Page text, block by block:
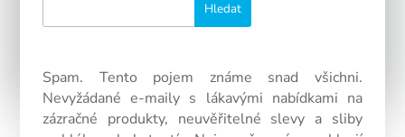
Spam. Tento pojem známe snad všichni.
Nevyžádané e-maily s lákavými nabídkami na
zázračné produkty, neuvěřitelné slevy a sliby